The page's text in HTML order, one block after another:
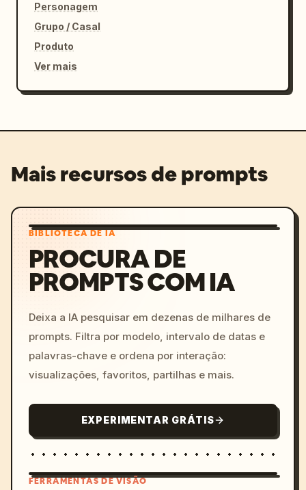
Personagem
Grupo / Casal
Produto
Ver mais
Mais recursos de prompts
BIBLIOTECA DE IA
PROCURA DE
PROMPTS COM IA
Deixa a IA pesquisar em dezenas de milhares de
prompts. Filtra por modelo, intervalo de datas e
palavras-chave e ordena por interação:
visualizações, favoritos, partilhas e mais.
EXPERIMENTAR GRÁTIS
FERRAMENTAS DE VISÃO